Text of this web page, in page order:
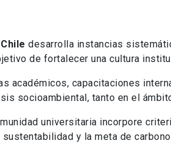
desarrolla instancias
de fortalecer una cultura
académicos, capacitaciones
socioambiental, tanto en el
universitaria incorpore
y la meta de carbono